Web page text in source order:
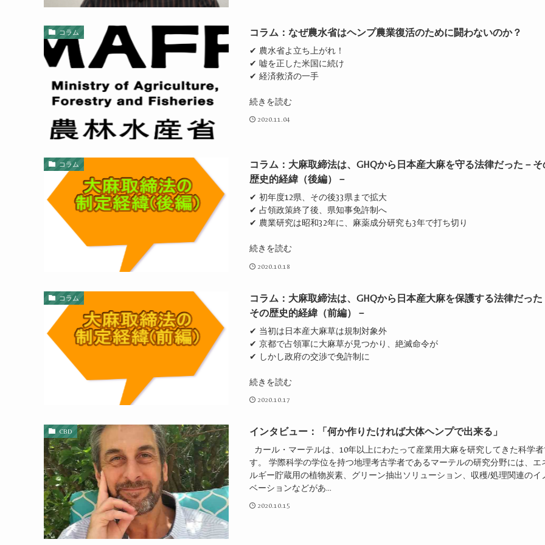
コラム コラム：なぜ農水省はヘンプ農業復活のために闘わないのか？
✔ 農水省よ立ち上がれ！
✔ 嘘を正した米国に続け
✔ 経済救済の一手
続きを読む
2020.11.04
コラム
コラム：大麻取締法は、GHQから日本産大麻を守る法律だった－そ
歴史的経緯（後編）－
✔ 初年度12県、その後33県まで拡大
✔ 占領政策終了後、県知事免許制へ
✔ 農業研究は昭和32年に、麻薬成分研究も3年で打ち切り
続きを読む
2020.10.18
コラム
コラム：大麻取締法は、GHQから日本産大麻を保護する法律だった
その歴史的経緯（前編）－
✔ 当初は日本産大麻草は規制対象外
✔ 京都で占領軍に大麻草が見つかり、絶滅命令が
✔ しかし政府の交渉で免許制に
続きを読む
2020.10.17
CBD インタビュー：「何か作りたければ大体ヘンプで出来る」
カール・マーテルは、10年以上にわたって産業用大麻を研究してきた科学
す。 学際科学の学位を持つ地理考古学者であるマーテルの研究分野には、エ
ルギー貯蔵用の植物炭素、グリーン抽出ソリューション、収穫/処理関連のイ
ベーションなどがあ...
2020.10.15